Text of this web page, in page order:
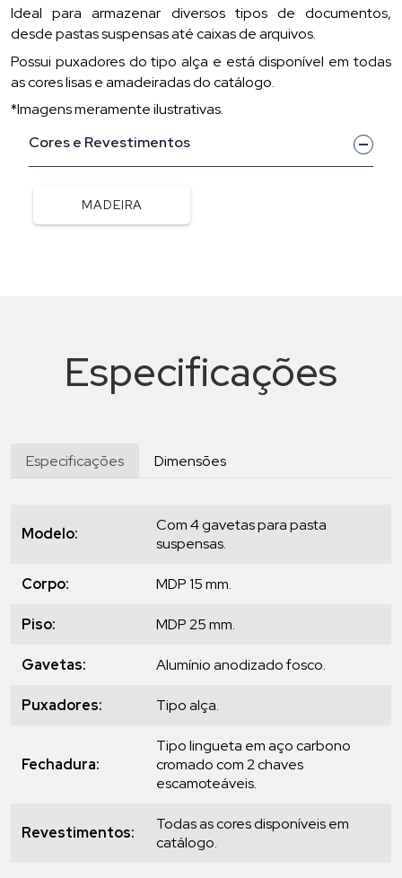
Ideal para armazenar diversos tipos de documentos,
desde pastas suspensas até caixas de arquivos.
Possui puxadores do tipo alça e está disponível em todas
as cores lisas e amadeiradas do catálogo.
*Imagens meramente ilustrativas.
Cores e Revestimentos
MADEIRA
Especificações
Especificações Dimensões
Modelo:
Com 4 gavetas para pasta
suspensas.
Corpo: MDP 15 mm.
Piso: MDP 25 mm.
Gavetas: Alumínio anodizado fosco.
Puxadores: Tipo alça.
Fechadura:
Tipo lingueta em aço carbono
cromado com 2 chaves
escamoteáveis.
Revestimentos:
Todas as cores disponíveis em
catálogo.